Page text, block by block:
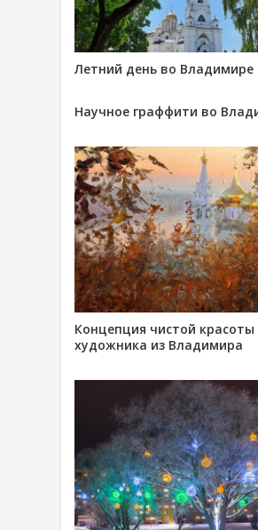
Летний день во Владимире
Научное граффити во
Концепция чистой красоты
художника из Владимира